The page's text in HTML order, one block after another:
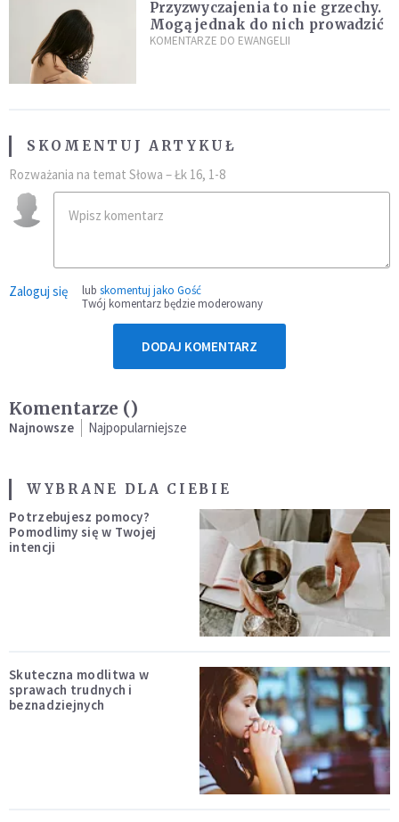
Przyzwyczajenia to nie grzechy.
Mogą jednak do nich prowadzić
KOMENTARZE DO EWANGELII
SKOMENTUJ ARTYKUŁ
Rozważania na temat Słowa – Łk 16, 1-8
Zaloguj się lub skomentuj jako Gość
Twój komentarz będzie moderowany
DODAJ KOMENTARZ
Komentarze ()
Najnowsze Najpopularniejsze
WYBRANE DLA CIEBIE
Potrzebujesz pomocy?
Pomodlimy się w Twojej
intencji
Skuteczna modlitwa w
sprawach trudnych i
beznadziejnych